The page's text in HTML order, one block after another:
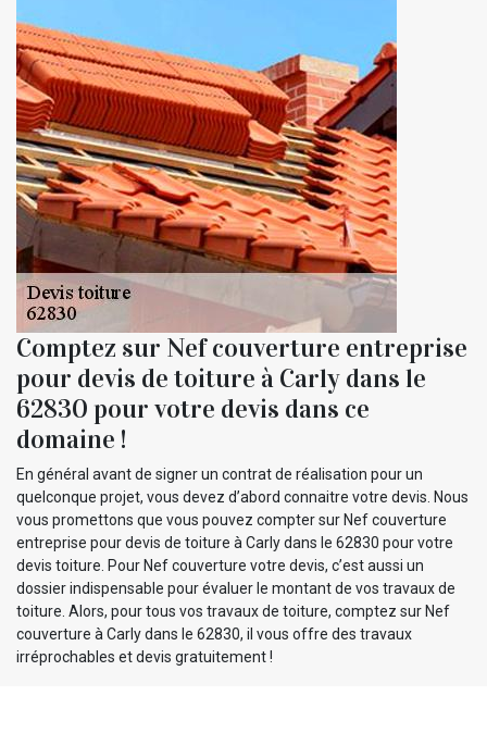
Comptez sur Nef couverture entreprise
pour devis de toiture à Carly dans le
62830 pour votre devis dans ce
domaine !
En général avant de signer un contrat de réalisation pour un
quelconque projet, vous devez d’abord connaitre votre devis. Nous
vous promettons que vous pouvez compter sur Nef couverture
entreprise pour devis de toiture à Carly dans le 62830 pour votre
devis toiture. Pour Nef couverture votre devis, c’est aussi un
dossier indispensable pour évaluer le montant de vos travaux de
toiture. Alors, pour tous vos travaux de toiture, comptez sur Nef
couverture à Carly dans le 62830, il vous offre des travaux
irréprochables et devis gratuitement !